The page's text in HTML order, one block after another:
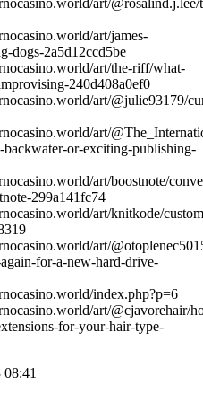
art/james-
dogs-2a5d12ccd5be
art/the-riff/what-
240d408a0ef0
art/@julie93179/
art/
backwater-or-exciting-publishing-
art/boostnote/
299a141fc74
art/knitkode/
art/
for-a-new-hard-drive-
index.php?p=6
art/@cjavorehair/
for-your-hair-type-